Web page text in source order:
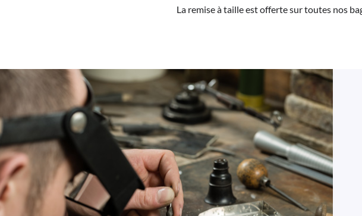
La remise à taille est offerte sur toutes nos